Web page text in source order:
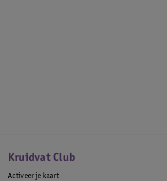
Kruidvat Club
Activeer je kaart